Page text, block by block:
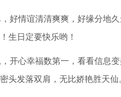
好情谊清清爽爽，好缘分地
生日定要快乐哟！
开心幸福数第一，看看信息
头发落双肩，无比娇艳胜天仙